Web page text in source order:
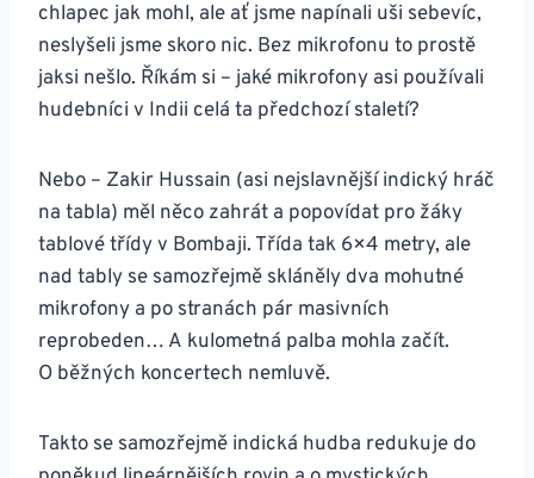
chlapec jak mohl, ale ať jsme napínali uši sebevíc,
neslyšeli jsme skoro nic. Bez mikrofonu to prostě
jaksi nešlo. Říkám si – jaké mikrofony asi používali
hudebníci v Indii celá ta předchozí staletí?
Nebo – Zakir Hussain (asi nejslavnější indický hráč
na tabla) měl něco zahrát a popovídat pro žáky
tablové třídy v Bombaji. Třída tak 6×4 metry, ale
nad tably se samozřejmě skláněly dva mohutné
mikrofony a po stranách pár masivních
reprobeden… A kulometná palba mohla začít.
O běžných koncertech nemluvě.
Takto se samozřejmě indická hudba redukuje do